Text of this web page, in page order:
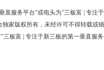
直服务平台"或电头为"三板富 | 专注
家版权所有，未经许可不得转载或
板富 | 专注于新三板的第一垂直服务